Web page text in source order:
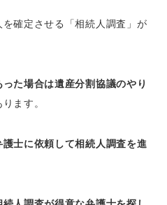
確定させる「相続人調査」が
た場合は遺産分割協議のやり
ます。
士に依頼して相続人調査を進